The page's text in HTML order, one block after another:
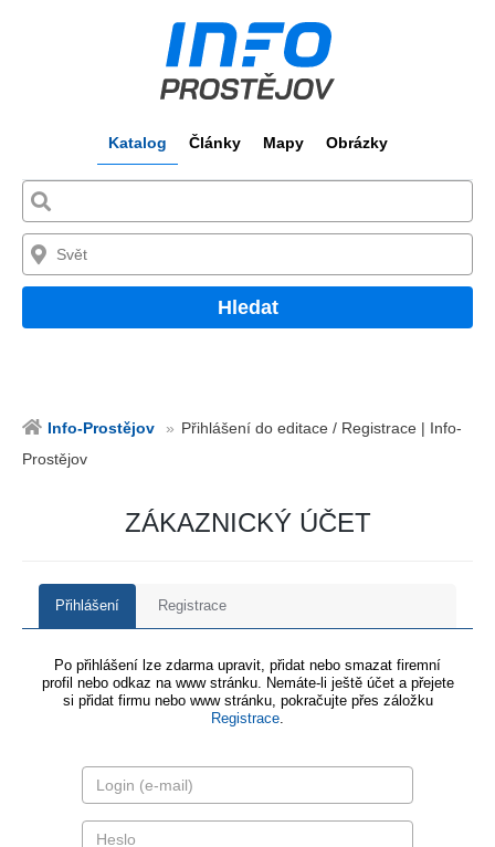
Katalog Články Mapy Obrázky
Hledat
Info-Prostějov
Přihlášení do editace / Registrace | Info-
Prostějov
ZÁKAZNICKÝ ÚČET
Přihlášení Registrace
Po přihlášení lze zdarma upravit, přidat nebo smazat firemní
profil nebo odkaz na www stránku. Nemáte-li ještě účet a přejete
si přidat firmu nebo www stránku, pokračujte přes záložku
Registrace.